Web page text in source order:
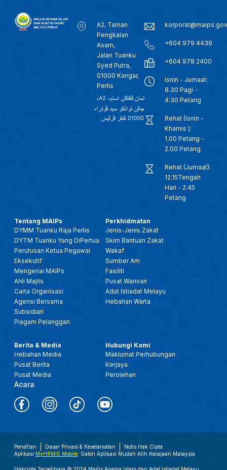
A2, Taman
Pengkalan
Asam,
Jalan Tuanku
Syed Putra,
01000 Kangar,
Perlis
+604 979 4439
+604 978 2400
Isnin - Jumaat:
8.30 Pagi -
4:30 Petang
Rehat (Isnin -
Khamis ):
1.00 Petang -
2.00 Petang
Rehat (Jumaat):
12.15Tengah
Hari - 2.45
Petang
Tentang MAIPs
DYMM Tuanku Raja Perlis
DYTM Tuanku Yang DiPertua
Perutusan Ketua Pegawai
Eksekutif
Mengenai MAIPs
Ahli Majlis
Carta Organisasi
Agensi Bersama
Subsidiari
Piagam Pelanggan
Perkhidmatan
Jenis-Jenis Zakat
Skim Bantuan Zakat
Wakaf
Sumber Am
Fasiliti
Pusat Warisan
Adat Istiadat Melayu
Hebahan Warta
Berita & Media
Hebahan Media
Pusat Berita
Pusat Media
Acara
Hubungi Kami
Maklumat Perhubungan
Kerjaya
Perolehan
Penafian Dasar Privasi & Keselamatan
Notis Hak Cipta
Aplikasi MyHRMIS Mobile: Galeri Aplikasi Mudah Alih Kerajaan Malaysia